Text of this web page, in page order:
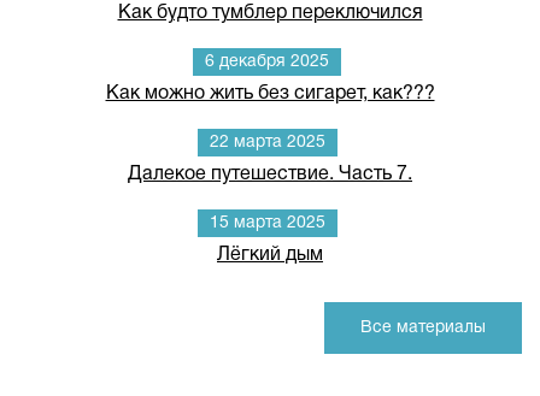
Как будто тумблер переключился
6 декабря 2025
Как можно жить без сигарет, как???
22 марта 2025
Далекое путешествие. Часть 7.
15 марта 2025
Лёгкий дым
Все материалы